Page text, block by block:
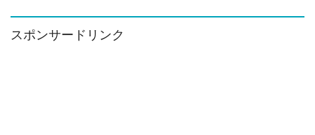
イ
ブ
スポンサードリンク